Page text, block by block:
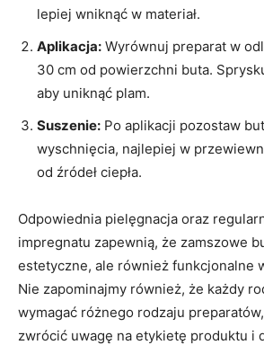
lepiej wniknąć w materiał.
Aplikacja: Wyrównuj preparat w
30 cm od powierzchni buta.
aby uniknąć plam.
Suszenie: Po aplikacji pozostaw
wyschnięcia, najlepiej w
od źródeł ciepła.
Odpowiednia pielęgnacja oraz
impregnatu zapewnią, że zamszowe
estetyczne, ale również funkcjonalne
Nie zapominajmy również, że każdy
wymagać różnego rodzaju
zwrócić uwagę na etykietę produktu i